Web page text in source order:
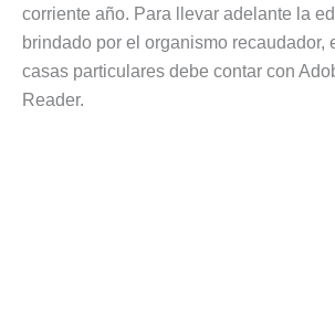
corriente año. Para llevar adelante la
brindado por el organismo recaudador,
casas particulares debe contar con
Reader.